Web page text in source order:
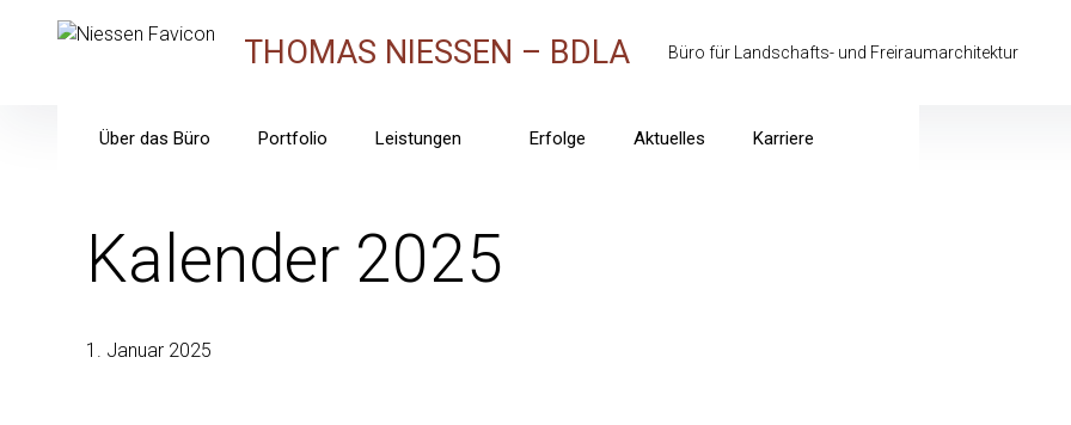
THOMAS NIESSEN – BDLA Büro für Landschafts- und Freiraumarchitektur
Über das Büro Portfolio Leistungen Erfolge Aktuelles Karriere
Kalender 2025
1. Januar 2025